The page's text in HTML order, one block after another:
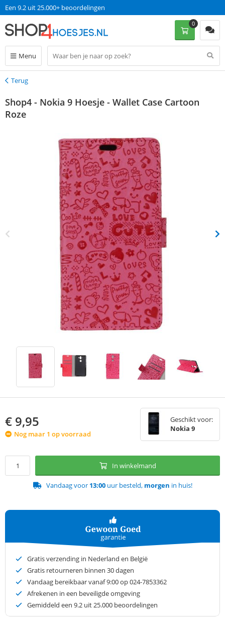
Een 9.2 uit 25.000+ beoordelingen
Menu
0
Terug
Terug
Shop4 - Nokia 9 Hoesje - Wallet Case Cartoon
Roze
€ 9,95
Nog maar 1 op voorraad
Geschikt voor:
Nokia 9
In winkelmand
Vandaag voor 13:00uur besteld, morgen in huis!
Gratis verzending in Nederland en België
Gratis retourneren binnen 30 dagen
Vandaag bereikbaar vanaf 9:00 op 024-7853362
Afrekenen in een beveiligde omgeving
Gemiddeld een 9.2 uit 25.000 beoordelingen